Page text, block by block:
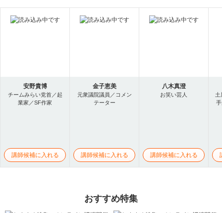
安野貴博
チームみらい党首／起
業家／SF作家
講師候補に入れる
金子恵美
元衆議院議員／コメン
テーター
講師候補に入れる
八木真澄
お笑い芸人
講師候補に入れる
土
おすすめ特集